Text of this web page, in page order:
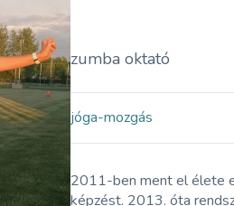
zumba oktató
jóga-mozgás
2011-ben ment el élete
képzést. 2013. óta